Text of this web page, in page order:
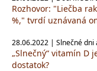
Rozhovor: "Liečba
%," tvrdí uznávaná
28.06.2022 | Slnečné dni
„Slnečný“ vitamín D
dostatok?